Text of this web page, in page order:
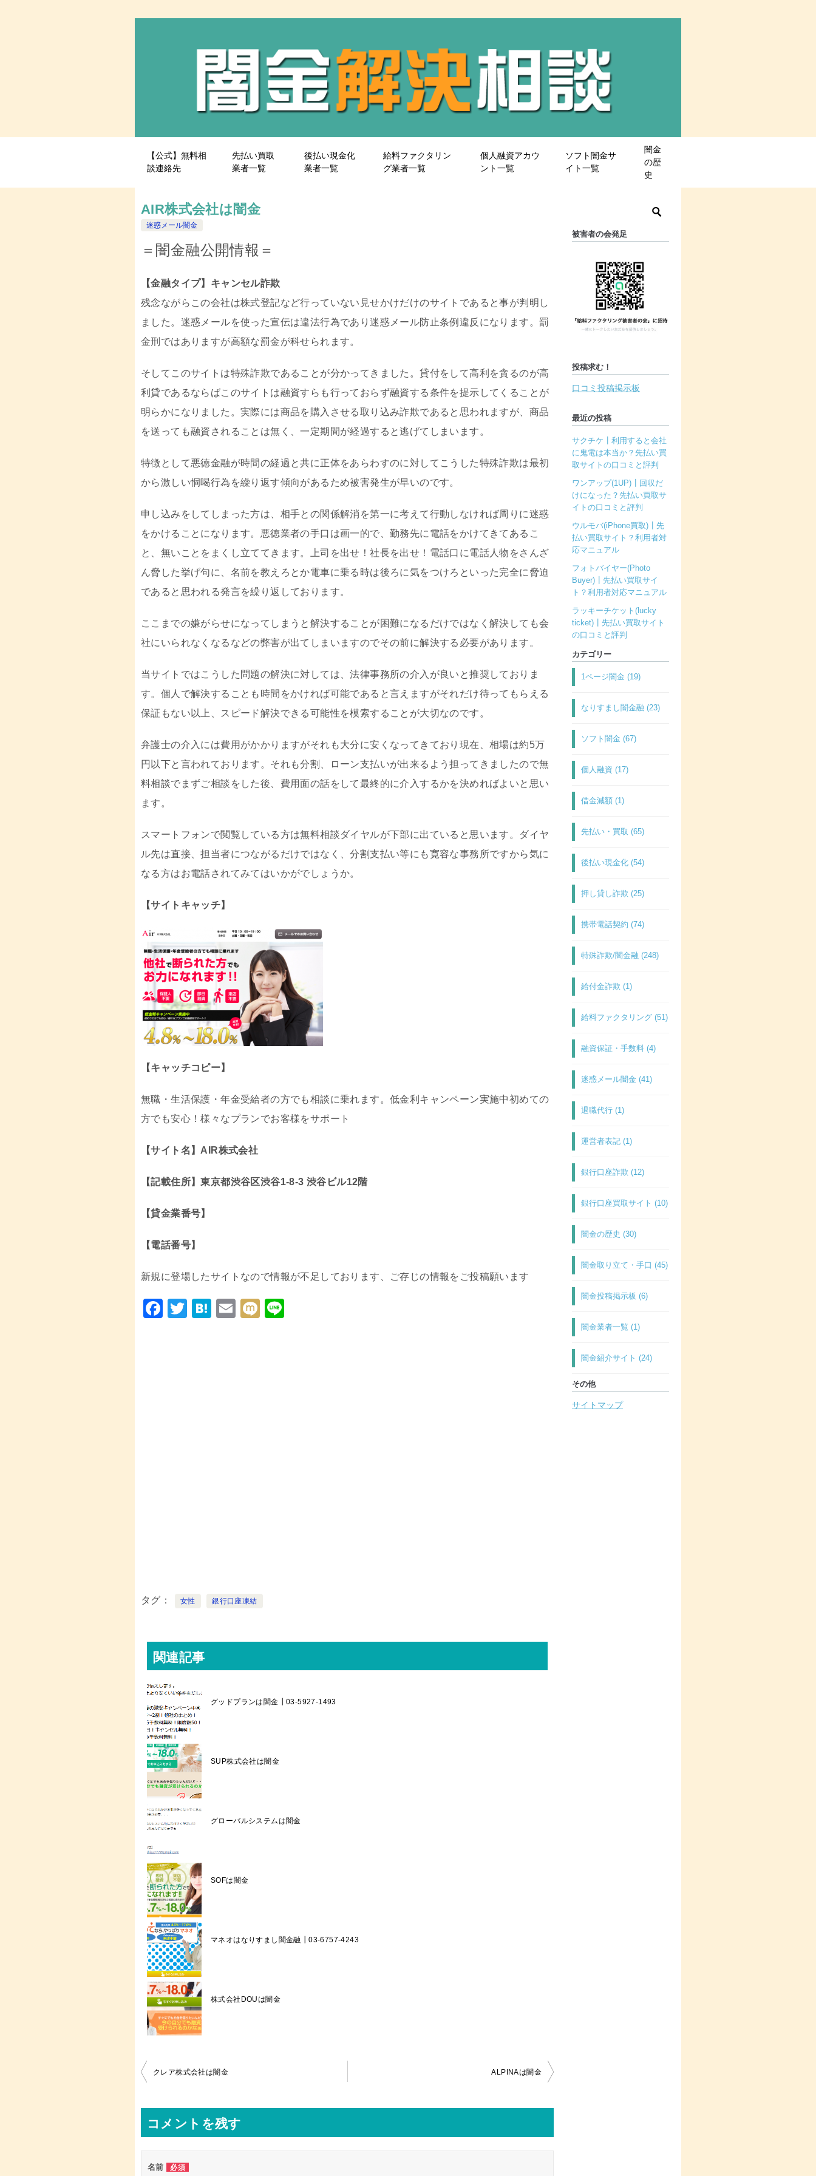
【公式】無料相
談連絡先
先払い買取
業者一覧
後払い現金化
業者一覧
給料ファクタリン
グ業者一覧
個人融資アカウ
ント一覧
ソフト闇金サ
イト一覧
闇金
の歴
史
AIR株式会社は闇金
迷惑メール闇金
＝闇金融公開情報＝
【金融タイプ】キャンセル詐欺
残念ながらこの会社は株式登記など行っていない見せかけだけのサイトであると事が判明し
ました。迷惑メールを使った宣伝は違法行為であり迷惑メール防止条例違反になります。罰
金刑ではありますが高額な罰金が科せられます。
そしてこのサイトは特殊詐欺であることが分かってきました。貸付をして高利を貪るのが高
利貸であるならばこのサイトは融資すらも行っておらず融資する条件を提示してくることが
明らかになりました。実際には商品を購入させる取り込み詐欺であると思われますが、商品
を送っても融資されることは無く、一定期間が経過すると逃げてしまいます。
特徴として悪徳金融が時間の経過と共に正体をあらわすのに対してこうした特殊詐欺は最初
から激しい恫喝行為を繰り返す傾向があるため被害発生が早いのです。
申し込みをしてしまった方は、相手との関係解消を第一に考えて行動しなければ周りに迷惑
をかけることになります。悪徳業者の手口は画一的で、勤務先に電話をかけてきてあるこ
と、無いことをまくし立ててきます。上司を出せ！社長を出せ！電話口に電話人物をさんざ
ん脅した挙げ句に、名前を教えろとか電車に乗る時は後ろに気をつけろといった完全に脅迫
であると思われる発言を繰り返しております。
ここまでの嫌がらせになってしまうと解決することが困難になるだけではなく解決しても会
社にいられなくなるなどの弊害が出てしまいますのでその前に解決する必要があります。
当サイトではこうした問題の解決に対しては、法律事務所の介入が良いと推奨しておりま
す。個人で解決することも時間をかければ可能であると言えますがそれだけ待ってもらえる
保証もない以上、スピード解決できる可能性を模索することが大切なのです。
弁護士の介入には費用がかかりますがそれも大分に安くなってきており現在、相場は約5万
円以下と言われております。それも分割、ローン支払いが出来るよう担ってきましたので無
料相談でまずご相談をした後、費用面の話をして最終的に介入するかを決めればよいと思い
ます。
スマートフォンで閲覧している方は無料相談ダイヤルが下部に出ていると思います。ダイヤ
ル先は直接、担当者につながるだけではなく、分割支払い等にも寛容な事務所ですから気に
なる方はお電話されてみてはいかがでしょうか。
【サイトキャッチ】
【キャッチコピー】
無職・生活保護・年金受給者の方でも相談に乗れます。低金利キャンペーン実施中初めての
方でも安心！様々なプランでお客様をサポート
【サイト名】AIR株式会社
【記載住所】東京都渋谷区渋谷1-8-3 渋谷ビル12階
【貸金業番号】
【電話番号】
新規に登場したサイトなので情報が不足しております、ご存じの情報をご投稿願います
F
T
H
E
M
タグ 女性 銀行口座凍結
関連記事
グッドプランは闇金┃03-5927-1493
SUP株式会社は闇金
グローバルシステムは闇金
SOFは闇金
マネオはなりすまし闇金融┃03-6757-4243
株式会社DOUは闇金
投
ナ
ビ
ー
クレア株式会社は闇金 ALPINAは闇金
コメントを残す
名前 必須
被害者の会発足
投稿求む！
口コミ投稿掲示板
最近の投稿
サクチケ┃利用すると会社
に鬼電は本当か？先払い買
取サイトの口コミと評判
ワンアップ(1UP)┃回収だ
けになった？先払い買取サ
イトの口コミと評判
ウルモバ(iPhone買取)┃先
払い買取サイト？利用者対
応マニュアル
フォトバイヤー(Photo
Buyer)┃先払い買取サイ
ト？利用者対応マニュアル
ラッキーチケット(lucky
ticket)┃先払い買取サイト
の口コミと評判
カテゴリー
1ページ闇金 (19)
なりすまし闇金融 (23)
ソフト闇金 (67)
個人融資 (17)
借金減額 (1)
先払い・買取 (65)
後払い現金化 (54)
押し貸し詐欺 (25)
携帯電話契約 (74)
特殊詐欺/闇金融 (248)
給付金詐欺 (1)
給料ファクタリング (51)
融資保証・手数料 (4)
迷惑メール闇金 (41)
退職代行 (1)
運営者表記 (1)
銀行口座詐欺 (12)
銀行口座買取サイト (10)
闇金の歴史 (30)
闇金取り立て・手口 (45)
闇金投稿掲示板 (6)
闇金業者一覧 (1)
闇金紹介サイト (24)
その他
サイトマップ